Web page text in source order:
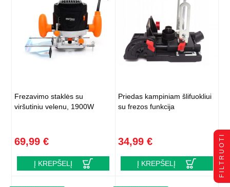
Frezavimo staklės su
viršutiniu velenu, 1900W
69,99 €
Į KREPŠELĮ
Priedas kampiniam šlifuokliui
su frezos funkcija
34,99 €
Į KREPŠELĮ FILTRUOTI